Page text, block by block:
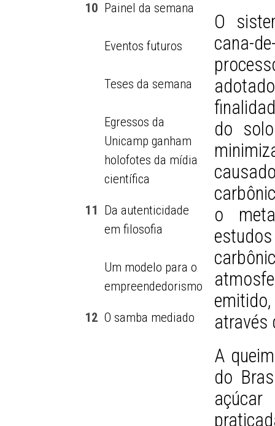
10 Painel da semana
Eventos futuros
Teses da semana
Egressos da
Unicamp ganham
holofotes da mídia
científica
11 Da autenticidade
em filosofia
Um modelo para o
empreendedorismo
12 O samba mediado
O
cana-
do
o
através
A
do